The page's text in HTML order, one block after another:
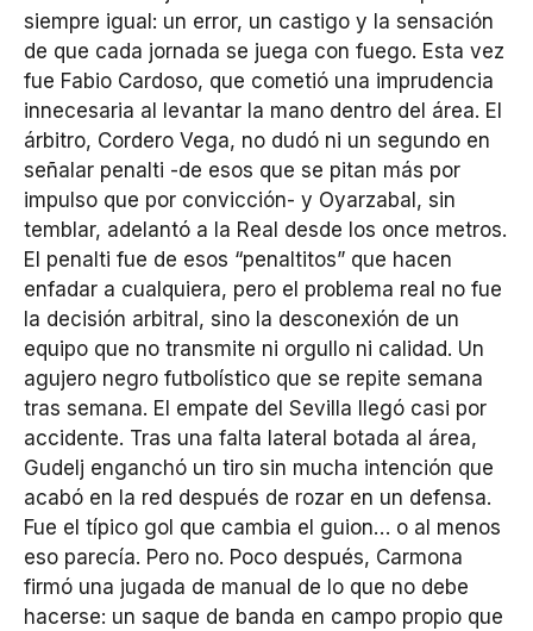
siempre igual: un error, un castigo y la sensación
de que cada jornada se juega con fuego. Esta vez
fue Fabio Cardoso, que cometió una imprudencia
innecesaria al levantar la mano dentro del área. El
árbitro, Cordero Vega, no dudó ni un segundo en
señalar penalti -de esos que se pitan más por
impulso que por convicción- y Oyarzabal, sin
temblar, adelantó a la Real desde los once metros.
El penalti fue de esos “penaltitos” que hacen
enfadar a cualquiera, pero el problema real no fue
la decisión arbitral, sino la desconexión de un
equipo que no transmite ni orgullo ni calidad. Un
agujero negro futbolístico que se repite semana
tras semana. El empate del Sevilla llegó casi por
accidente. Tras una falta lateral botada al área,
Gudelj enganchó un tiro sin mucha intención que
acabó en la red después de rozar en un defensa.
Fue el típico gol que cambia el guion… o al menos
eso parecía. Pero no. Poco después, Carmona
firmó una jugada de manual de lo que no debe
hacerse: un saque de banda en campo propio que